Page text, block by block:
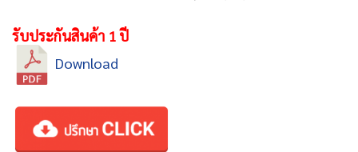
รับประกันสินค้า 1 ปี
Download